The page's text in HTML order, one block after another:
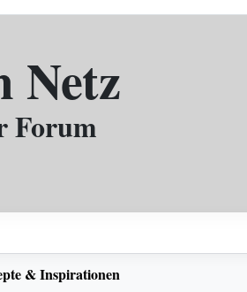
Netz
Forum
& Inspirationen